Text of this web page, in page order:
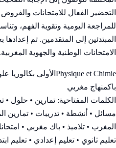
التحضير الفعال للامتحانات
للمراجعة اليومية وتقوية الفهم،
المبتدئين إلى المتقدمين. تم
الامتحانات الوطنية والجهوية المغربية.
Physique et Chimie الأولى بكالوريا
باكمنهاج مغربي
الكلمات المفتاحية: تمارين • حلول •
مسائل • أنشطة • تدريبات • تمارين
المغرب • تلاميذ • باك مغربي •
تعليم ثانوي • تعليم إعدادي • تعليم